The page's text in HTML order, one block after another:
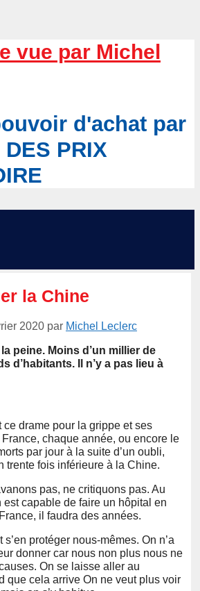
vue par Michel
d'achat par
DES PRIX
la Chine
2020 par Michel Leclerc
peine. Moins d’un millier de
d’habitants. Il n’y a pas lieu à
ce drame pour la grippe et ses
chaque année, ou encore le
par jour à la suite d’un oubli,
trente fois inférieure à la Chine.
pas, ne critiquons pas. Au
est capable de faire un hôpital en
il faudra des années.
protéger nous-mêmes. On n’a
donner car nous non plus nous ne
On se laisse aller au
que cela arrive On ne veut plus voir